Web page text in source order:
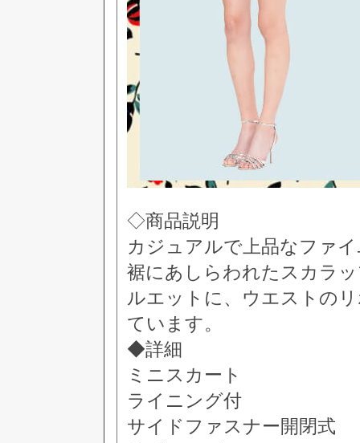
◇商品説明
カジュアルで上品なファ
裾にあしらわれたスカラ
ルエットに、ウエストの
ています。
◆詳細
ミニスカート
ライニング付
サイドファスナー開閉式